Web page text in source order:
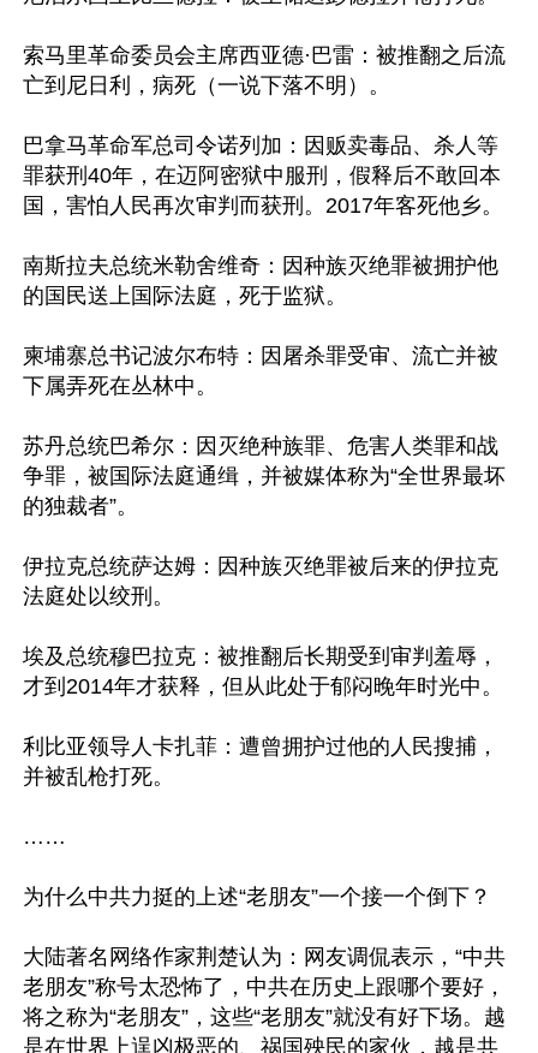
索马里革命委员会主席西亚德·巴雷：被推翻之后流
亡到尼日利，病死（一说下落不明）。
巴拿马革命军总司令诺列加：因贩卖毒品、杀人等
罪获刑40年，在迈阿密狱中服刑，假释后不敢回本
国，害怕人民再次审判而获刑。2017年客死他乡。
南斯拉夫总统米勒舍维奇：因种族灭绝罪被拥护他
的国民送上国际法庭，死于监狱。
柬埔寨总书记波尔布特：因屠杀罪受审、流亡并被
下属弄死在丛林中。
苏丹总统巴希尔：因灭绝种族罪、危害人类罪和战
争罪，被国际法庭通缉，并被媒体称为“全世界最坏
的独裁者”。
伊拉克总统萨达姆：因种族灭绝罪被后来的伊拉克
法庭处以绞刑。
埃及总统穆巴拉克：被推翻后长期受到审判羞辱，
才到2014年才获释，但从此处于郁闷晚年时光中。
利比亚领导人卡扎菲：遭曾拥护过他的人民搜捕，
并被乱枪打死。
……
为什么中共力挺的上述“老朋友”一个接一个倒下？
大陆著名网络作家荆楚认为：网友调侃表示，“中共
老朋友”称号太恐怖了，中共在历史上跟哪个要好，
将之称为“老朋友”，这些“老朋友”就没有好下场。越
是在世界上逞凶极恶的、祸国殃民的家伙，越是共